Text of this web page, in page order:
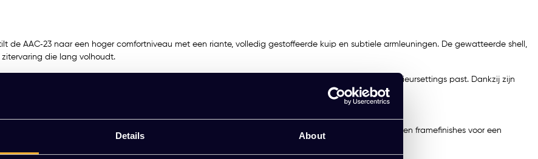
Details About
de AAC‑23 naar een hoger comfortniveau met een riante, volledig gestoffeerde kuip en subtiele armleuningen. De gewatteerde shell,
die lang volhoudt.
metalen buisframe (zwart, wit of chroom), waardoor de stoel zowel in klassieke als moderne interieursettings past. Dankzij zijn
uitermate geschikt voor eetkamer, vergaderruimte, ontvangstruimte of luxe projectinrichting.
vrijblijvend een offerte aan. Combineer met andere stoelen uit de AAC‑serie of mix stofferingen en framefinishes voor een